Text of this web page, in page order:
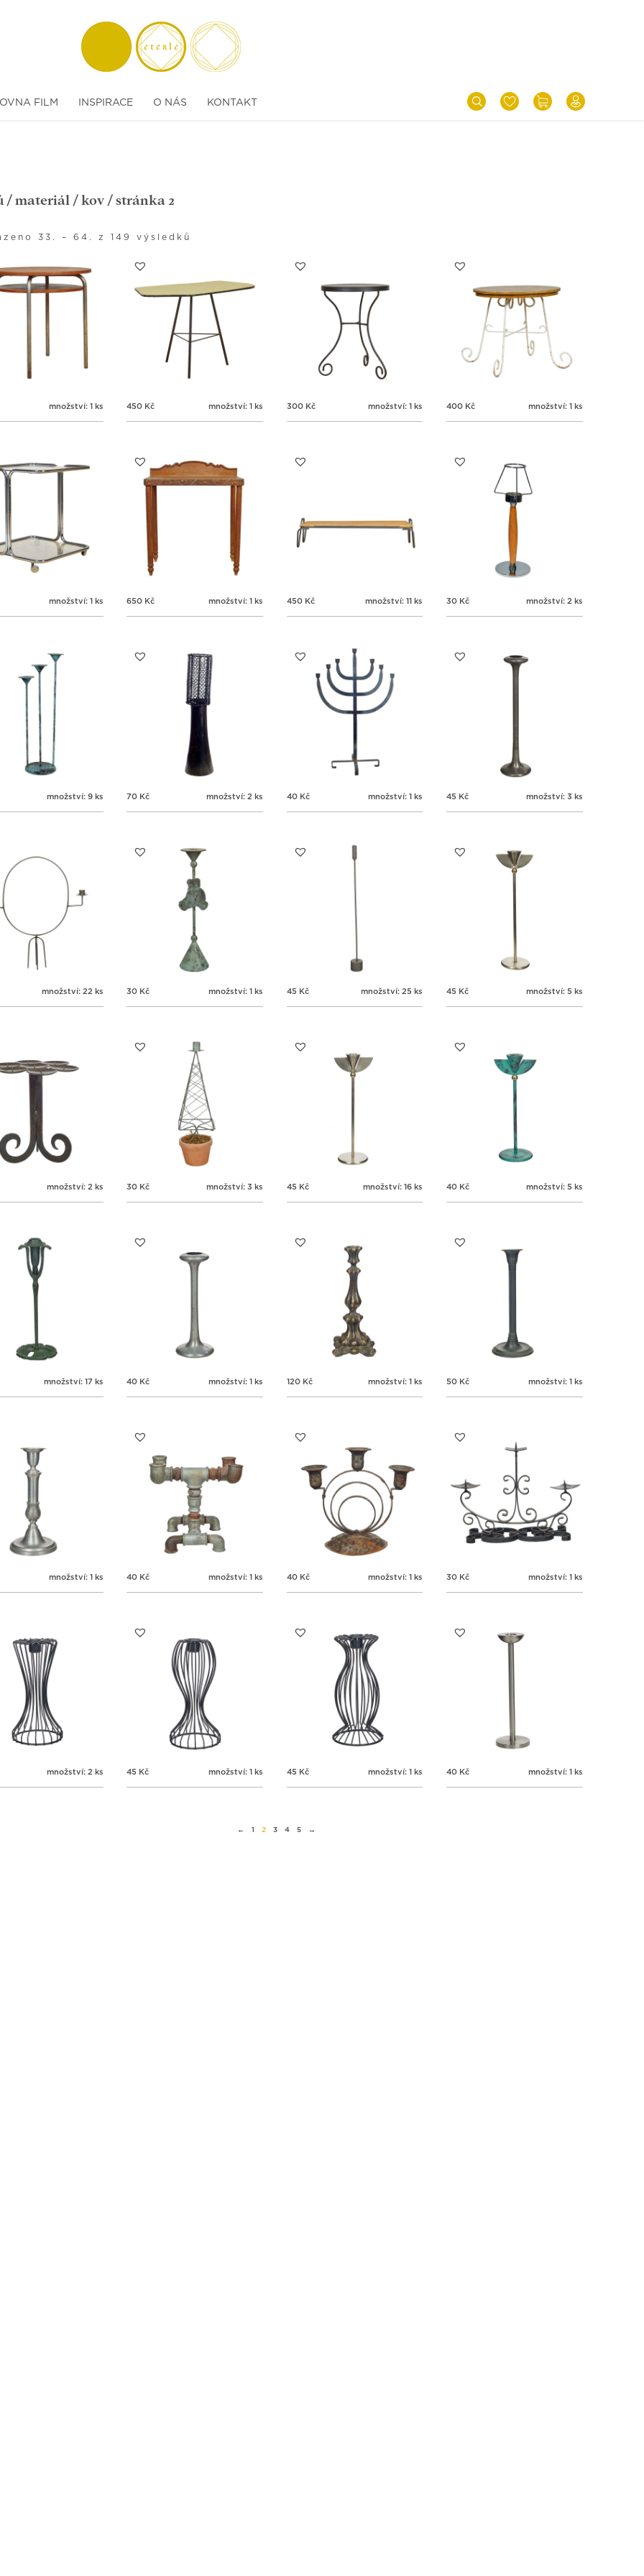
FILM INSPIRACE O NÁS KONTAKT
/ materiál / kov / stránka 2
33. – 64. z 149 výsledků
množství: 1 ks 450 Kč množství: 1 ks 300 Kč množství: 1 ks 400 Kč množství: 1 ks
množství: 1 ks 650 Kč množství: 1 ks 450 Kč množství: 11 ks 30 Kč množství: 2 ks
množství: 9 ks 70 Kč množství: 2 ks 40 Kč množství: 1 ks 45 Kč množství: 3 ks
množství: 22 ks 30 Kč množství: 1 ks 45 Kč množství: 25 ks 45 Kč množství: 5 ks
množství: 2 ks 30 Kč množství: 3 ks 45 Kč množství: 16 ks 40 Kč množství: 5 ks
množství: 17 ks 40 Kč množství: 1 ks 120 Kč množství: 1 ks 50 Kč množství: 1 ks
množství: 1 ks 40 Kč množství: 1 ks 40 Kč množství: 1 ks 30 Kč množství: 1 ks
množství: 2 ks 45 Kč množství: 1 ks 45 Kč množství: 1 ks 40 Kč množství: 1 ks
← 1 2 3 4 5 →